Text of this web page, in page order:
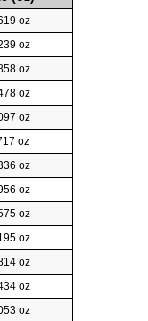
oz
oz
oz
oz
oz
oz
oz
oz
oz
oz
oz
oz
oz